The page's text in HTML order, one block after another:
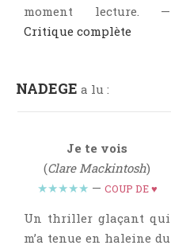
Dark Erotica
Développement Personnel
Dystopie
Fait Divers
Fantastique
Fraternité
moment lecture. —
Critique complète
NADEGE a lu :
Je te vois
(Clare Mackintosh)
★★★★★ — COUP DE ♥
Un thriller glaçant qui
m’a tenue en haleine du